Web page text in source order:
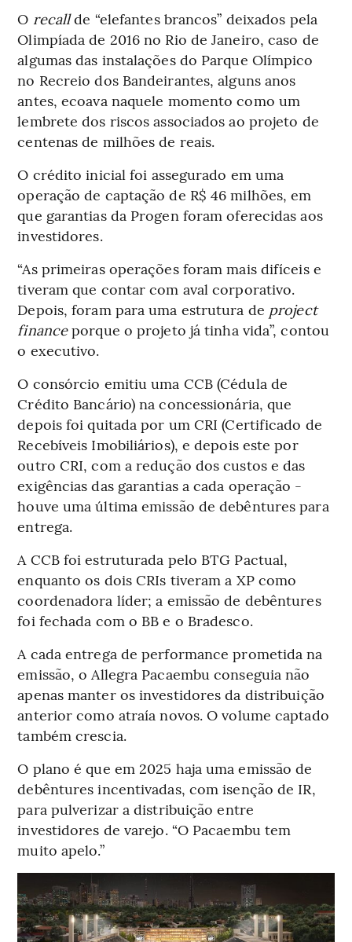
O recallde “elefantes brancos” deixados pela
Olimpíada de 2016 no Rio de Janeiro, caso de
algumas das instalações do Parque Olímpico
no Recreio dos Bandeirantes, alguns anos
antes, ecoava naquele momento como um
lembrete dos riscos associados ao projeto de
centenas de milhões de reais.
O crédito inicial foi assegurado em uma
operação de captação de R$ 46 milhões, em
que garantias da Progen foram oferecidas aos
investidores.
“As primeiras operações foram mais difíceis e
tiveram que contar com aval corporativo.
Depois, foram para uma estrutura de project
financeporque o projeto já tinha vida”, contou
o executivo.
O consórcio emitiu uma CCB (Cédula de
Crédito Bancário) na concessionária, que
depois foi quitada por um CRI (Certificado de
Recebíveis Imobiliários), e depois este por
outro CRI, com a redução dos custos e das
exigências das garantias a cada operação -
houve uma última emissão de debêntures para
entrega.
A CCB foi estruturada pelo BTG Pactual,
enquanto os dois CRIs tiveram a XP como
coordenadora líder; a emissão de debêntures
foi fechada com o BB e o Bradesco.
A cada entrega de performance prometida na
emissão, o Allegra Pacaembu conseguia não
apenas manter os investidores da distribuição
anterior como atraía novos. O volume captado
também crescia.
O plano é que em 2025 haja uma emissão de
debêntures incentivadas, com isenção de IR,
para pulverizar a distribuição entre
investidores de varejo. “O Pacaembu tem
muito apelo.”